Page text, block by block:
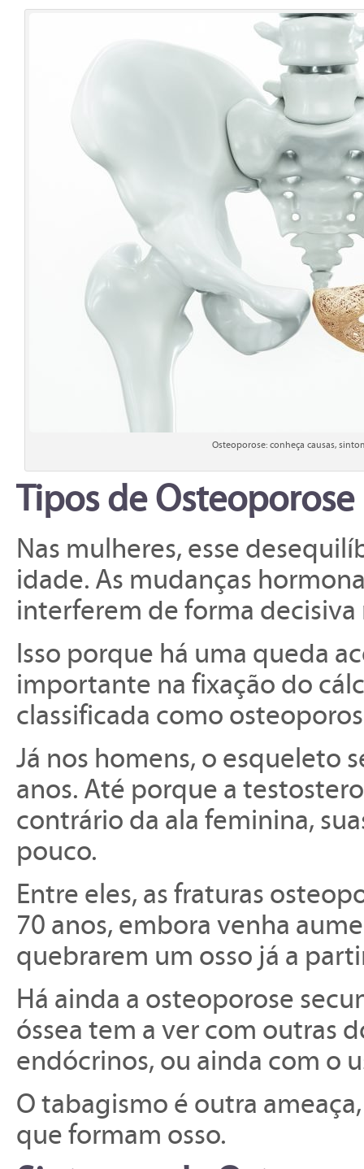
Osteoporose: conheça causas,
Tipos de Osteoporose
Nas mulheres, esse
idade. As mudanças
interferem de forma decisiva
Isso porque há uma queda
importante na fixação do
classificada como
Já nos homens, o esqueleto
anos. Até porque a
contrário da ala feminina,
pouco.
Entre eles, as fraturas
70 anos, embora venha
quebrarem um osso já a
Há ainda a osteoporose
óssea tem a ver com outras
endócrinos, ou ainda com o
O tabagismo é outra
que formam osso.